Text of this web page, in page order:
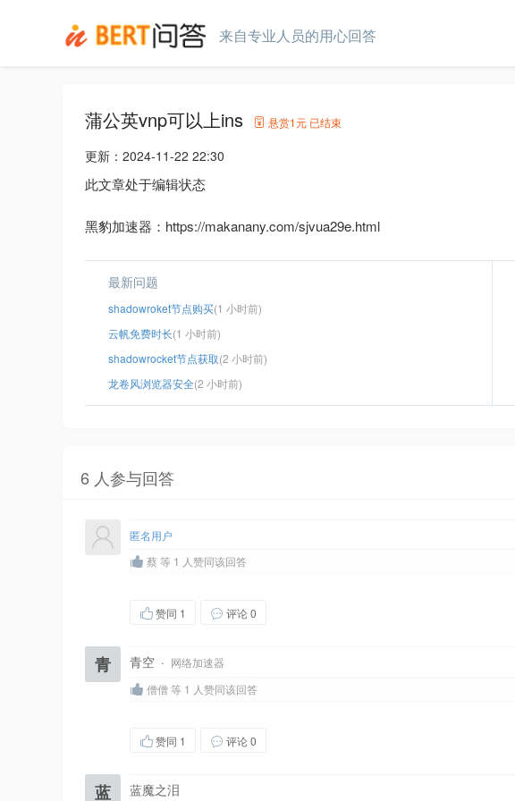
来自专业人员的用心回答
蒲公英vnp可以上ins 悬赏1元 已结束
更新： 2024-11-22 22:30
此文章处于编辑状态
黑豹加速器：https://makanany.com/sjvua29e.html
最新问题
shadowroket节点购买(1 小时前)
云帆免费时长(1 小时前)
shadowrocket节点获取(2 小时前)
龙卷风浏览器安全(2 小时前)
6 人参与回答
匿名用户
蔡 等 1 人赞同该回答
赞同 1 评论 0
青 青空 · 网络加速器
僧僧 等 1 人赞同该回答
赞同 1 评论 0
蓝 蓝魔之泪